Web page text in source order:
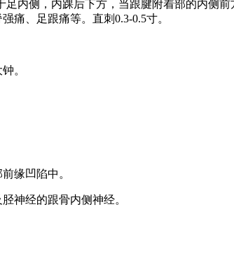
内侧，内踝后下方，当跟腱附着部的内侧
痛、足跟痛等。直刺0.3-0.5寸。
。
缘凹陷中。
神经的跟骨内侧神经。